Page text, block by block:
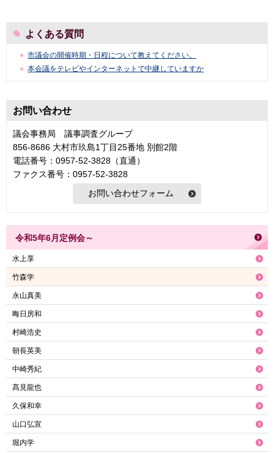
よくある質問
市議会の開催時期・日程について教えてください。
本会議をテレビやインターネットで中継していますか
お問い合わせ
議会事務局 議事調査グループ
856-8686 大村市玖島1丁目25番地 別館2階
電話番号：0957-52-3828（直通）
ファクス番号：0957-52-3828
令和5年6月定例会～
水上享
竹森学
永山真美
晦日房和
村崎浩史
朝長英美
中崎秀紀
髙見龍也
久保和幸
山口弘宣
堀内学